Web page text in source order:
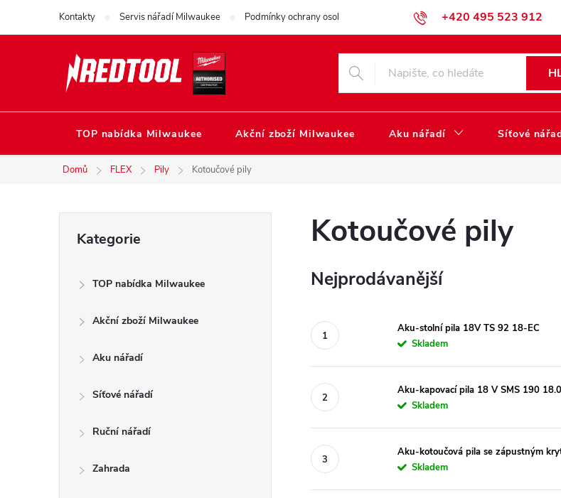
+420 495 523 912
Kontakty Servis nářadí Milwaukee Podmínky ochrany osobních údajů Obchodní podmínky Katalog ke
TOP nabídka Milwaukee Akční zboží Milwaukee Aku nářadí Síťové
Domů FLEX Pily Kotoučové pily
kategorie
Kategorie
TOP nabídka Milwaukee
Akční zboží Milwaukee
Aku nářadí
Síťové nářadí
Ruční nářadí
Zahrada
Kotoučové pily
Nejprodávanější
Aku-stolní pila 18V TS 92 18-EC
Skladem
Aku-kapovací pila 18 V SMS 190
Skladem
Aku-kotoučová pila se zápustným
Skladem